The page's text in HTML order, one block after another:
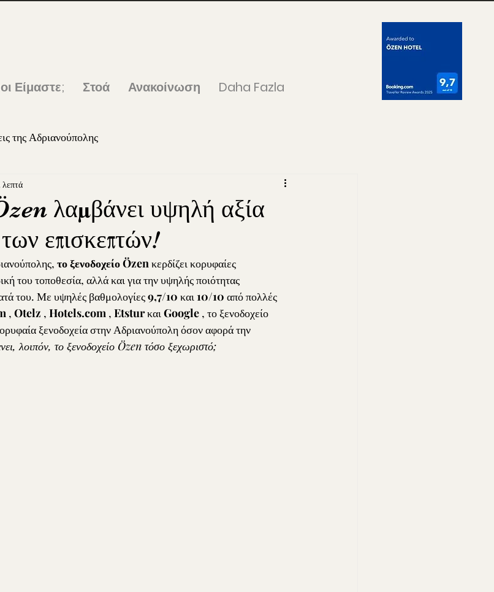
Είμαστε; Στοά Ανακοίνωση Daha Fazla
της Αδριανούπολης
λαμβάνει υψηλή αξία
των επισκεπτών!
λεπτά
το ξενοδοχείο Özen κερδίζει κορυφαίες
του τοποθεσία, αλλά και για την υψηλής ποιότητας
του. Με υψηλές βαθμολογίες 9,7/10 και 10/10 από πολλές
, Otelz , Hotels.com , Etstur και Google , το ξενοδοχείο
ξενοδοχεία στην Αδριανούπολη όσον αφορά την
λοιπόν, το ξενοδοχείο Özen τόσο ξεχωριστό;